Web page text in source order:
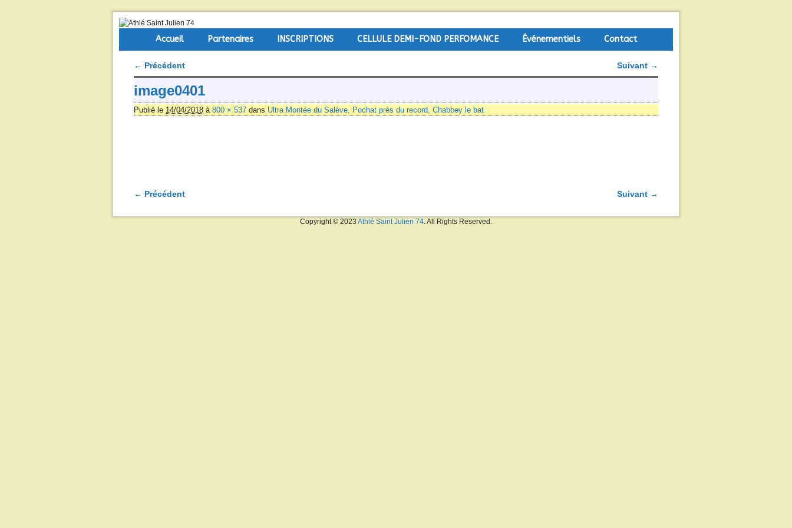
Skip to primary content
Aller au contenu secondaire
Accueil Partenaires INSCRIPTIONS CELLULE DEMI-FOND PERFOMANCE Événementiels Contact
Navigation des images
← Précédent Suivant →
image0401
Publié le 14/04/2018 à 800 × 537 dans Ultra Montée du Salève, Pochat près du record, Chabbey le bat
Navigation des images
← Précédent Suivant →
Copyright © 2023 Athlé Saint Julien 74 . All Rights Reserved.